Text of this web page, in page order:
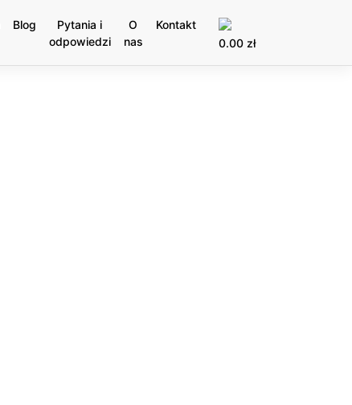
Blog
Pytania i
odpowiedzi
O
nas
Kontakt
0.00 zł